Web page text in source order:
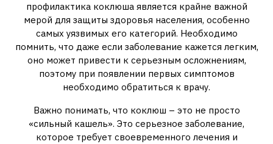
профилактика коклюша является крайне важной
мерой для защиты здоровья населения, особенно
самых уязвимых его категорий. Необходимо
помнить, что даже если заболевание кажется легким,
оно может привести к серьезным осложнениям,
поэтому при появлении первых симптомов
необходимо обратиться к врачу.
Важно понимать, что коклюш – это не просто
«сильный кашель». Это серьезное заболевание,
которое требует своевременного лечения и